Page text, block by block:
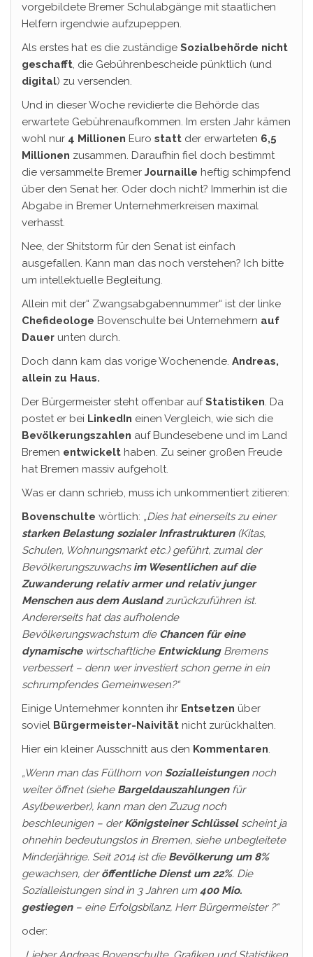
vorgebildete Bremer Schulabgänge mit staatlichen
Helfern irgendwie aufzupeppen.
Als erstes hat es die zuständige Sozialbehörde nicht
geschafft, die Gebührenbescheide pünktlich (und
digital) zu versenden.
Und in dieser Woche revidierte die Behörde das
erwartete Gebührenaufkommen. Im ersten Jahr kämen
wohl nur 4 Millionen Euro statt der erwarteten 6,5
Millionen zusammen. Daraufhin fiel doch bestimmt
die versammelte Bremer Journaille heftig schimpfend
über den Senat her. Oder doch nicht? Immerhin ist die
Abgabe in Bremer Unternehmerkreisen maximal
verhasst.
Nee, der Shitstorm für den Senat ist einfach
ausgefallen. Kann man das noch verstehen? Ich bitte
um intellektuelle Begleitung.
Allein mit der“ Zwangsabgabennummer“ ist der linke
Chefideologe Bovenschulte bei Unternehmern auf
Dauer unten durch.
Doch dann kam das vorige Wochenende. Andreas,
allein zu Haus.
Der Bürgermeister steht offenbar aufStatistiken. Da
postet er bei LinkedIn einen Vergleich, wie sich die
Bevölkerungszahlen auf Bundesebene und im Land
Bremen entwickelt haben. Zu seiner großen Freude
hat Bremen massiv aufgeholt.
Was er dann schrieb, muss ich unkommentiert zitieren:
Bovenschulte wörtlich: „Dies hat einerseits zu einer
starken Belastung sozialer Infrastrukturen(Kitas,
Schulen, Wohnungsmarkt etc.) geführt, zumal der
Bevölkerungszuwachsim Wesentlichen auf die
Zuwanderung relativ armer und relativ junger
Menschen aus dem Auslandzurückzuführen ist.
Andererseits hat das aufholende
Bevölkerungswachstum die Chancen für eine
dynamischewirtschaftliche EntwicklungBremens
verbessert – denn wer investiert schon gerne in ein
schrumpfendes Gemeinwesen?“
Einige Unternehmer konnten ihr Entsetzen über
soviel Bürgermeister-Naivität nicht zurückhalten.
Hier ein kleiner Ausschnitt aus den Kommentaren.
„Wenn man das Füllhorn von Sozialleistungennoch
weiter öffnet (siehe Bargeldauszahlungenfür
Asylbewerber), kann man den Zuzug noch
beschleunigen – derKönigsteiner Schlüsselscheint ja
ohnehin bedeutungslos in Bremen, siehe unbegleitete
Minderjährige. Seit 2014 ist dieBevölkerung um 8%
gewachsen, deröffentliche Dienst um 22%. Die
Sozialleistungen sind in 3 Jahren um 400 Mio.
gestiegen– eine Erfolgsbilanz, Herr Bürgermeister ?“
oder: